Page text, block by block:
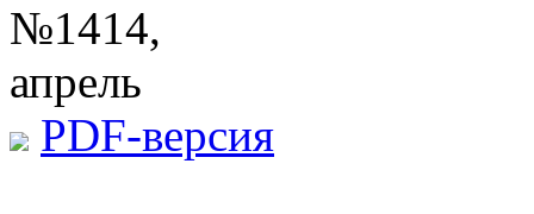
№1414,
апрель
PDF-версия